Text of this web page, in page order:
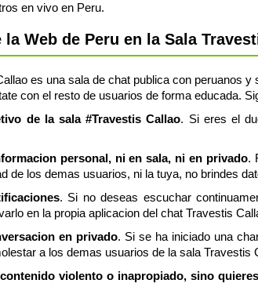
en vivo en Peru.
la Web de Peru en la Sala
es una sala de chat publica con peruanos
con el resto de usuarios de forma educada.
de la sala #Travestis Callao. Si eres el
personal, ni en sala, ni en privado.
de los demas usuarios, ni la tuya, no brindes
. Si no deseas escuchar
en la propia aplicacion del chat Travestis
en privado. Si se ha iniciado una
a los demas usuarios de la sala Travestis
violento o inapropiado, sino